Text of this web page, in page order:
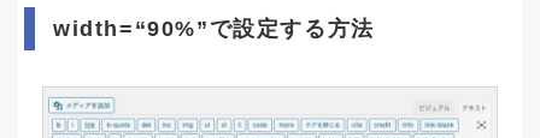
width=“90%”で設定する方法